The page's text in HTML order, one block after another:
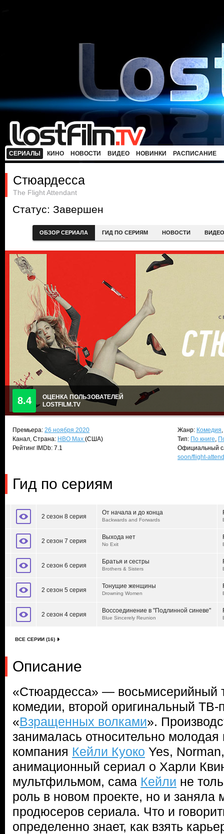
СЕРИАЛЫ КИНО НОВОСТИ ВИДЕО НОВИНКИ РАСПИСАНИЕ
Стюардесса
The Flight Attendant
Статус: Завершен
ОБЗОР СЕРИАЛА ГИД ПО СЕРИЯМ НОВОСТИ ВИДЕО
8.4
ОЦЕНКА ПОЛЬЗОВАТЕЛЕЙ
LOSTFILM.TV
Премьера: 26 ноября 2020
Канал, Страна: HBO Max (США)
Рейтинг IMDb: 7.1
Жанр: Комедия,
Тип: По книге,
Официальный
soon/flight-
Гид по сериям
2 сезон 8 серия
От начала и до конца
Backwards and Forwards
2 сезон 7 серия
Выхода нет
No Exit
2 сезон 6 серия
Братья и сестры
Brothers & Sisters
2 сезон 5 серия
Тонущие женщины
Drowning Women
2 сезон 4 серия
Воссоединение в "Подлинной синеве"
Blue Sincerely Reunion
ВСЕ СЕРИИ (16)
Описание
«Стюардесса» — восьмисерийный
комедии, второй оригинальный ТВ-
«Взращенных волками».
занималась относительно
компания Кейли Куоко Yes,
анимационный сериал о Харли
мультфильмом, сама Кейли не
роль в новом проекте, но и заняла
продюсеров сериала. Что и
определенно знает, как взять